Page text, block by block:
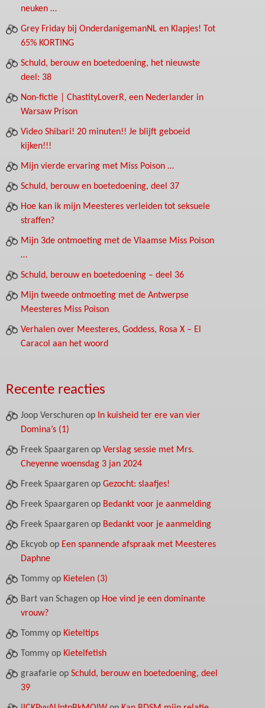
neuken …
Grey Friday bij OnderdanigemanNL en Klapjes! Tot
65% KORTING
Schuld, berouw en boetedoening, het nieuwste
deel: 38
Non-fictie | ChastityLoverR, een Nederlander in
Warsaw Prison
Video Shibari! 20 minuten!! Je blijft geboeid
kijken!!!
Mijn vierde ervaring met Miss Poison …
Schuld, berouw en boetedoening, deel 37
Hoe kan ik mijn Meesteres verleiden tot seksuele
straffen?
Mijn 3de ontmoeting met de Vlaamse Miss Poison
…
Schuld, berouw en boetedoening – deel 36
Mijn tweede ontmoeting met de Antwerpse
Meesteres Miss Poison
Verhalen over Meesteres, Goddess, Rosa X – El
Caracol aan het woord
Recente reacties
Joop Verschuren op In kuisheid ter ere van vier
Domina’s (1)
Freek Spaargaren op Verslag sessie met Mrs.
Cheyenne woensdag 3 jan 2024
Freek Spaargaren op Gezocht: slaafjes!
Freek Spaargaren op Bedankt voor je aanmelding
Freek Spaargaren op Bedankt voor je aanmelding
Ekcyob op Een spannende afspraak met Meesteres
Daphne
Tommy op Kietelen (3)
Bart van Schagen op Hoe vind je een dominante
vrouw?
Tommy op Kieteltips
Tommy op Kietelfetish
graafarie op Schuld, berouw en boetedoening, deel
39